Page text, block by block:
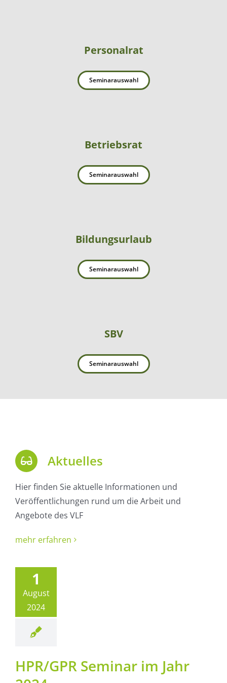
Personalrat
Seminarauswahl
Betriebsrat
Seminarauswahl
Bildungsurlaub
Seminarauswahl
SBV
Seminarauswahl
Aktuelles
Hier finden Sie aktuelle Informationen und
Veröffentlichungen rund um die Arbeit und
Angebote des VLF
mehr erfahren
1
August
2024
im
2024
HPR/GPR Seminar im Jahr